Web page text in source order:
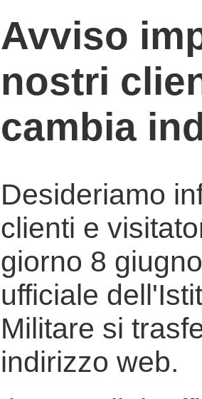
Avviso
nostri
cambia
Desideriamo
clienti e
giorno 8
ufficiale
Militare si
indirizzo web.